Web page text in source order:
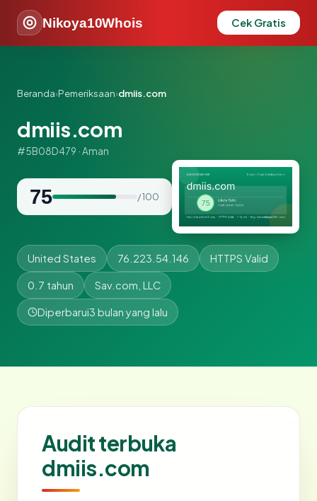
Nikoya10Whois Cek Gratis
Beranda›Pemeriksaan›dmiis.com
dmiis.com
#5B08D479 · Aman
75 / 100
United States 76.223.54.146 HTTPS Valid
0.7 tahun Sav.com, LLC
Diperbarui3 bulan yang lalu
Audit terbuka
dmiis.com